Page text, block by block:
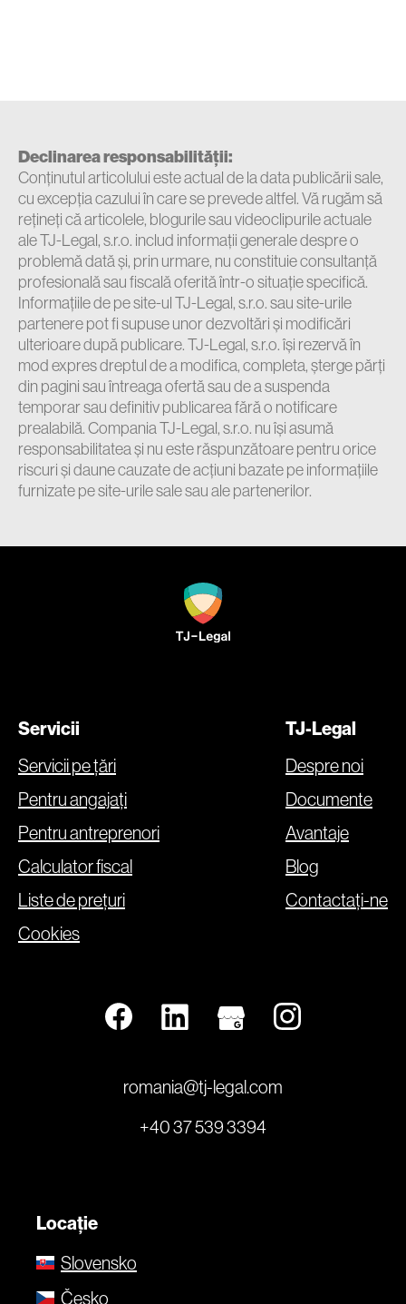
Declinarea responsabilității:
Conținutul articolului este actual de la data publicării sale,
cu excepția cazului în care se prevede altfel. Vă rugăm să
rețineți că articolele, blogurile sau videoclipurile actuale
ale TJ-Legal, s.r.o. includ informații generale despre o
problemă dată și, prin urmare, nu constituie consultanță
profesională sau fiscală oferită într-o situație specifică.
Informațiile de pe site-ul TJ-Legal, s.r.o. sau site-urile
partenere pot fi supuse unor dezvoltări și modificări
ulterioare după publicare. TJ-Legal, s.r.o. își rezervă în
mod expres dreptul de a modifica, completa, șterge părți
din pagini sau întreaga ofertă sau de a suspenda
temporar sau definitiv publicarea fără o notificare
prealabilă. Compania TJ-Legal, s.r.o. nu își asumă
responsabilitatea și nu este răspunzătoare pentru orice
riscuri și daune cauzate de acțiuni bazate pe informațiile
furnizate pe site-urile sale sau ale partenerilor.
Servicii
Servicii pe țări
Pentru angajați
Pentru antreprenori
Calculator fiscal
Liste de prețuri
Cookies
TJ-Legal
Despre noi
Documente
Avantaje
Blog
Contactați-ne
romania@tj-legal.com
+40 37 539 3394
Locație
Slovensko
Česko